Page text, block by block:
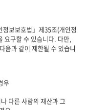
정보보호법」제35조(개인정
요구할 수 있습니다. 다만,
음과 같이 제한될 수 있습니
우
다른 사람의 재산과 그